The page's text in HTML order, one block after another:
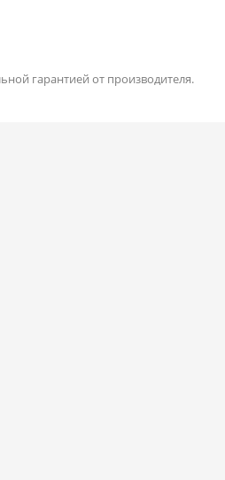
гарантией от производителя.